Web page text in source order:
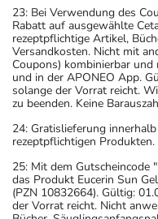
23: Bei Verwendung des
Rabatt auf ausgewählte
rezeptpflichtige Artikel,
Versandkosten. Nicht mit
Coupons) kombinierbar
und in der APONEO App.
solange der Vorrat reicht.
zu beenden. Keine
24: Gratislieferung
rezeptpflichtigen Produkten.
25: Mit dem Gutscheincode
das Produkt Eucerin Sun
(PZN 10832664). Gültig:
der Vorrat reicht. Nicht